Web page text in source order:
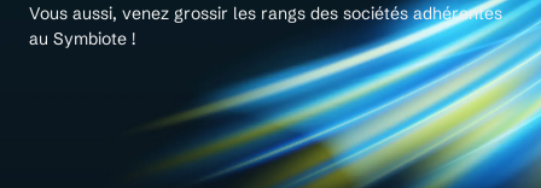
Vous aussi, venez grossir les rangs des sociétés adhérentes
au Symbiote !